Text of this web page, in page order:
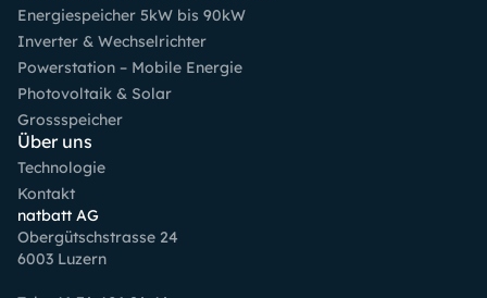
Energiespeicher 5kW bis 90kW
Inverter & Wechselrichter
Powerstation – Mobile Energie
Photovoltaik & Solar
Grossspeicher
Über uns
Technologie
Kontakt
natbatt AG
Obergütschstrasse 24
6003 Luzern